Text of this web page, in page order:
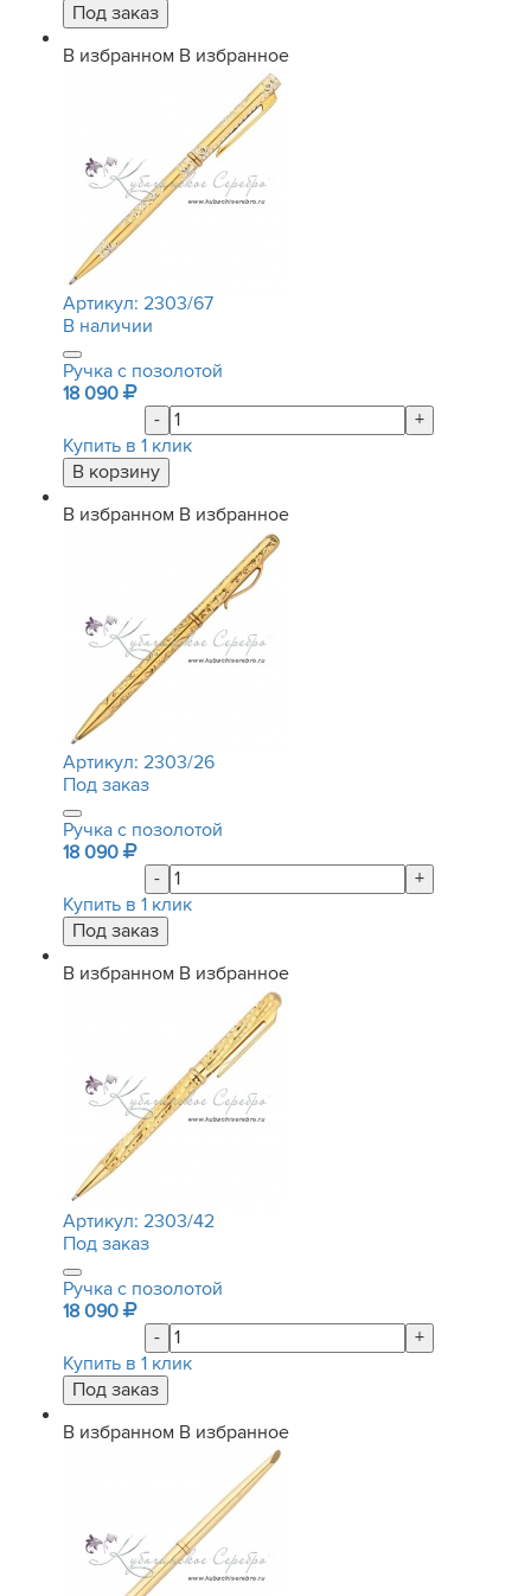
В избранном В избранное
Артикул: 2303/67
В наличии
Ручка с позолотой
18 090
-
+
Купить в 1 клик
В избранном В избранное
Артикул: 2303/26
Под заказ
Ручка с позолотой
18 090
-
+
Купить в 1 клик
В избранном В избранное
Артикул: 2303/42
Под заказ
Ручка с позолотой
18 090
-
+
Купить в 1 клик
В избранном В избранное